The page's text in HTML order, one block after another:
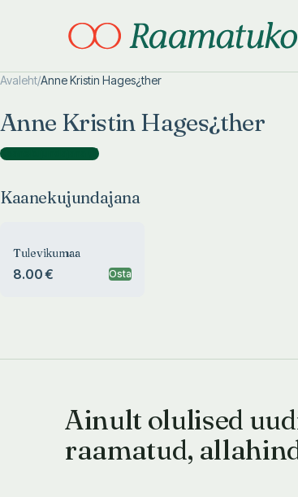
Avaleht/Anne Kristin Hages¿ther
Anne Kristin Hages¿ther
Kaanekujundajana )
Kaanekujundajana
Tulevikumaa
8.00 € Osta
Ainult olulised
raamatud,